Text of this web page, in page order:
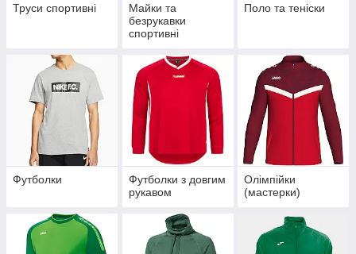
Труси спортивні
Майки та
безрукавки
спортивні
Поло та теніски
Футболки
Футболки з довгим
рукавом
Олімпійки
(мастерки)